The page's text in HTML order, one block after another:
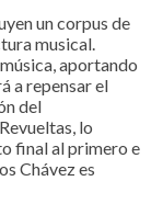
un corpus de
musical.
aportando
a repensar el
del
lo
final al primero e
Chávez es